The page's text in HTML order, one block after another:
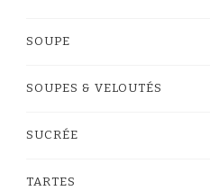
SOUPE
SOUPES & VELOUTÉS
SUCRÉE
TARTES